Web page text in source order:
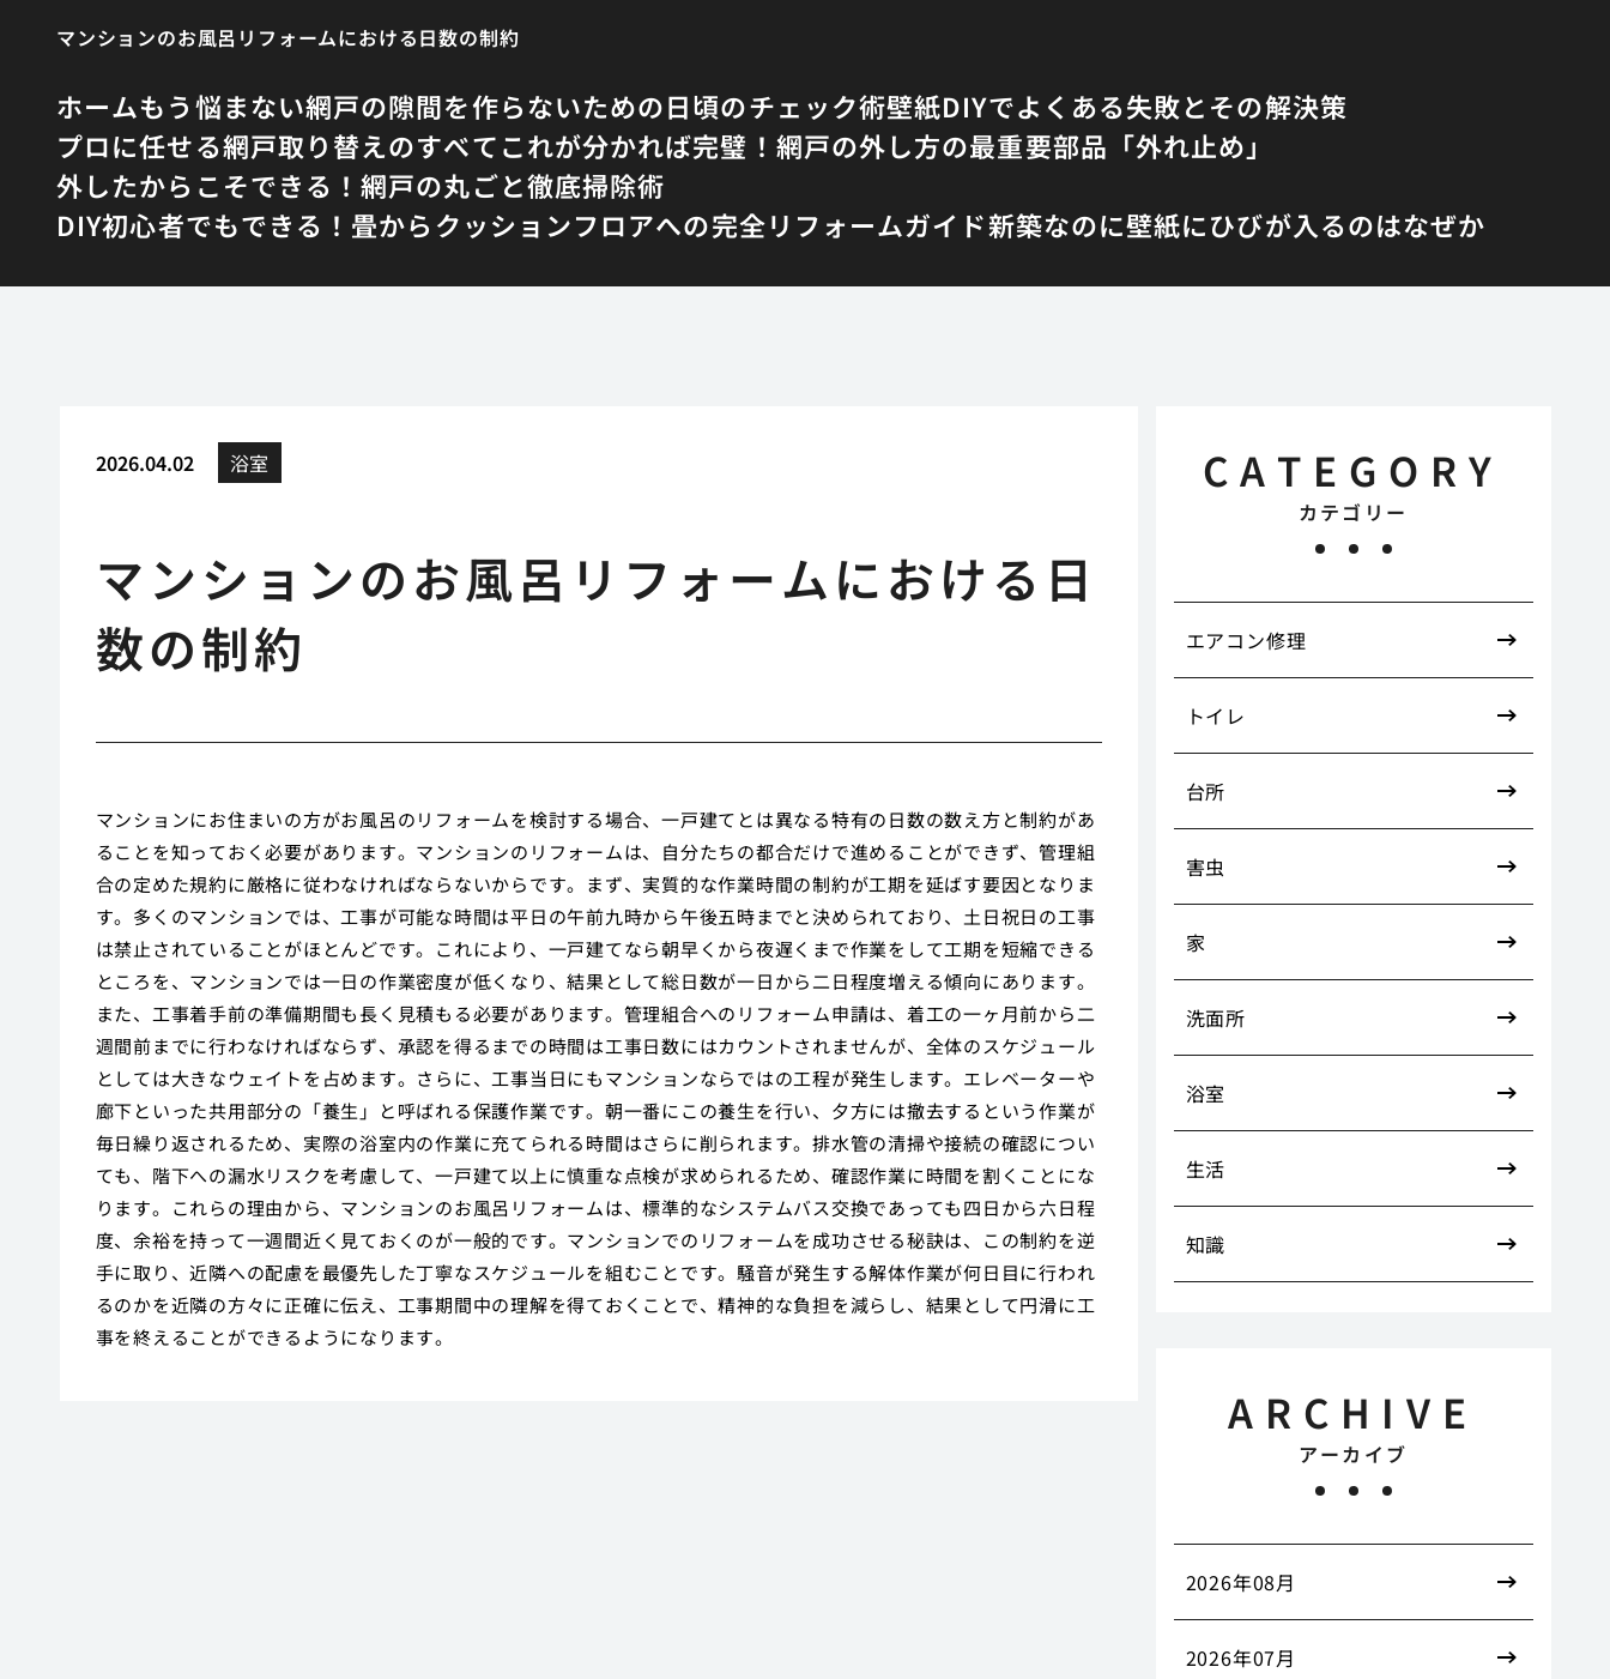
マンションのお風呂リフォームにおける日数の制約
ホームもう悩まない網戸の隙間を作らないための日頃のチェック術壁紙DIYでよくある失敗とその解決策
プロに任せる網戸取り替えのすべてこれが分かれば完璧！網戸の外し方の最重要部品「外れ止め」
外したからこそできる！網戸の丸ごと徹底掃除術
DIY初心者でもできる！畳からクッションフロアへの完全リフォームガイド新築なのに壁紙にひびが入るのはなぜか
2026.04.02 浴室
マンションのお風呂リフォームにおける日
数の制約
マンションにお住まいの方がお風呂のリフォームを検討する場合、一戸建てとは異なる特有の日数の数え方と制約があ
ることを知っておく必要があります。マンションのリフォームは、自分たちの都合だけで進めることができず、管理組
合の定めた規約に厳格に従わなければならないからです。まず、実質的な作業時間の制約が工期を延ばす要因となりま
す。多くのマンションでは、工事が可能な時間は平日の午前九時から午後五時までと決められており、土日祝日の工事
は禁止されていることがほとんどです。これにより、一戸建てなら朝早くから夜遅くまで作業をして工期を短縮できる
ところを、マンションでは一日の作業密度が低くなり、結果として総日数が一日から二日程度増える傾向にあります。
また、工事着手前の準備期間も長く見積もる必要があります。管理組合へのリフォーム申請は、着工の一ヶ月前から二
週間前までに行わなければならず、承認を得るまでの時間は工事日数にはカウントされませんが、全体のスケジュール
としては大きなウェイトを占めます。さらに、工事当日にもマンションならではの工程が発生します。エレベーターや
廊下といった共用部分の「養生」と呼ばれる保護作業です。朝一番にこの養生を行い、夕方には撤去するという作業が
毎日繰り返されるため、実際の浴室内の作業に充てられる時間はさらに削られます。排水管の清掃や接続の確認につい
ても、階下への漏水リスクを考慮して、一戸建て以上に慎重な点検が求められるため、確認作業に時間を割くことにな
ります。これらの理由から、マンションのお風呂リフォームは、標準的なシステムバス交換であっても四日から六日程
度、余裕を持って一週間近く見ておくのが一般的です。マンションでのリフォームを成功させる秘訣は、この制約を逆
手に取り、近隣への配慮を最優先した丁寧なスケジュールを組むことです。騒音が発生する解体作業が何日目に行われ
るのかを近隣の方々に正確に伝え、工事期間中の理解を得ておくことで、精神的な負担を減らし、結果として円滑に工
事を終えることができるようになります。
CATEGORY
カテゴリー
エアコン修理
トイレ
台所
害虫
家
洗面所
浴室
生活
知識
ARCHIVE
アーカイブ
2026年08月
2026年07月